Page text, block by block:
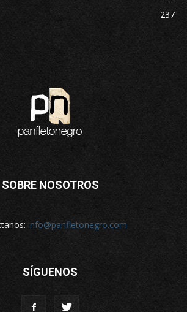
237
SOBRE NOSOTROS
info@panfletonegro.com
SÍGUENOS